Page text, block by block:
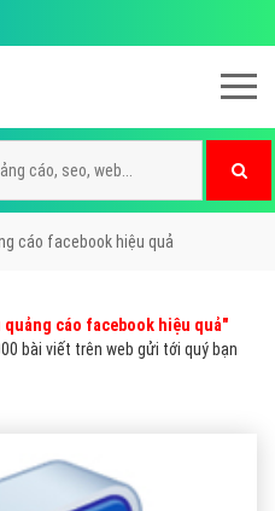
cáo facebook hiệu quả
quảng cáo facebook hiệu quả"
bài viết trên web gửi tới quý bạn